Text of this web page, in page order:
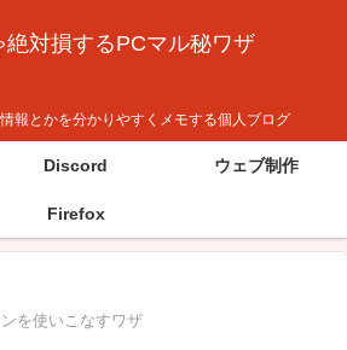
絶対損するPCマル秘ワザ
報とかを分かりやすくメモする個人ブログ
Discord ウェブ制作
Firefox
を使いこなすワザ